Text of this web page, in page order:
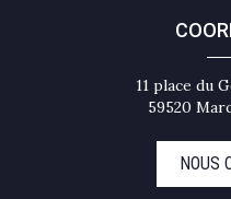
11 place du
59520
NOUS